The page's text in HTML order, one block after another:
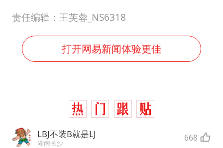
责任编辑：王芙蓉_NS6318
打开网易新闻体验更佳
LBJ不装B就是LJ
湖南长沙 668